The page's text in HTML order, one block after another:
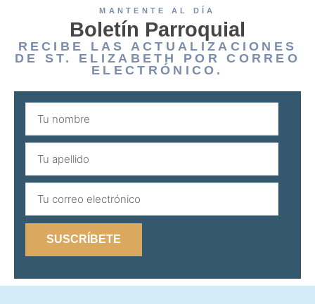
MANTENTE AL DÍA
Boletín Parroquial
RECIBE LAS ACTUALIZACIONES
DE ST. ELIZABETH POR CORREO
ELECTRÓNICO.
SUSCRÍBETE